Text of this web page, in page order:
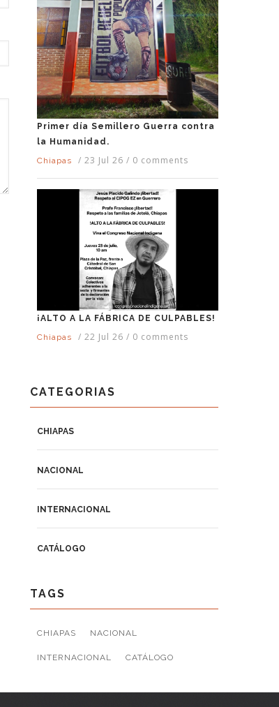
Primer día Semillero Guerra contra
la Humanidad.
Chiapas
/ 23 Jul 26 / 0 comments
¡ALTO A LA FÁBRICA DE CULPABLES!
Chiapas
/ 22 Jul 26 / 0 comments
CATEGORIAS
CHIAPAS
NACIONAL
INTERNACIONAL
CATÁLOGO
TAGS
CHIAPAS NACIONAL
INTERNACIONAL CATÁLOGO